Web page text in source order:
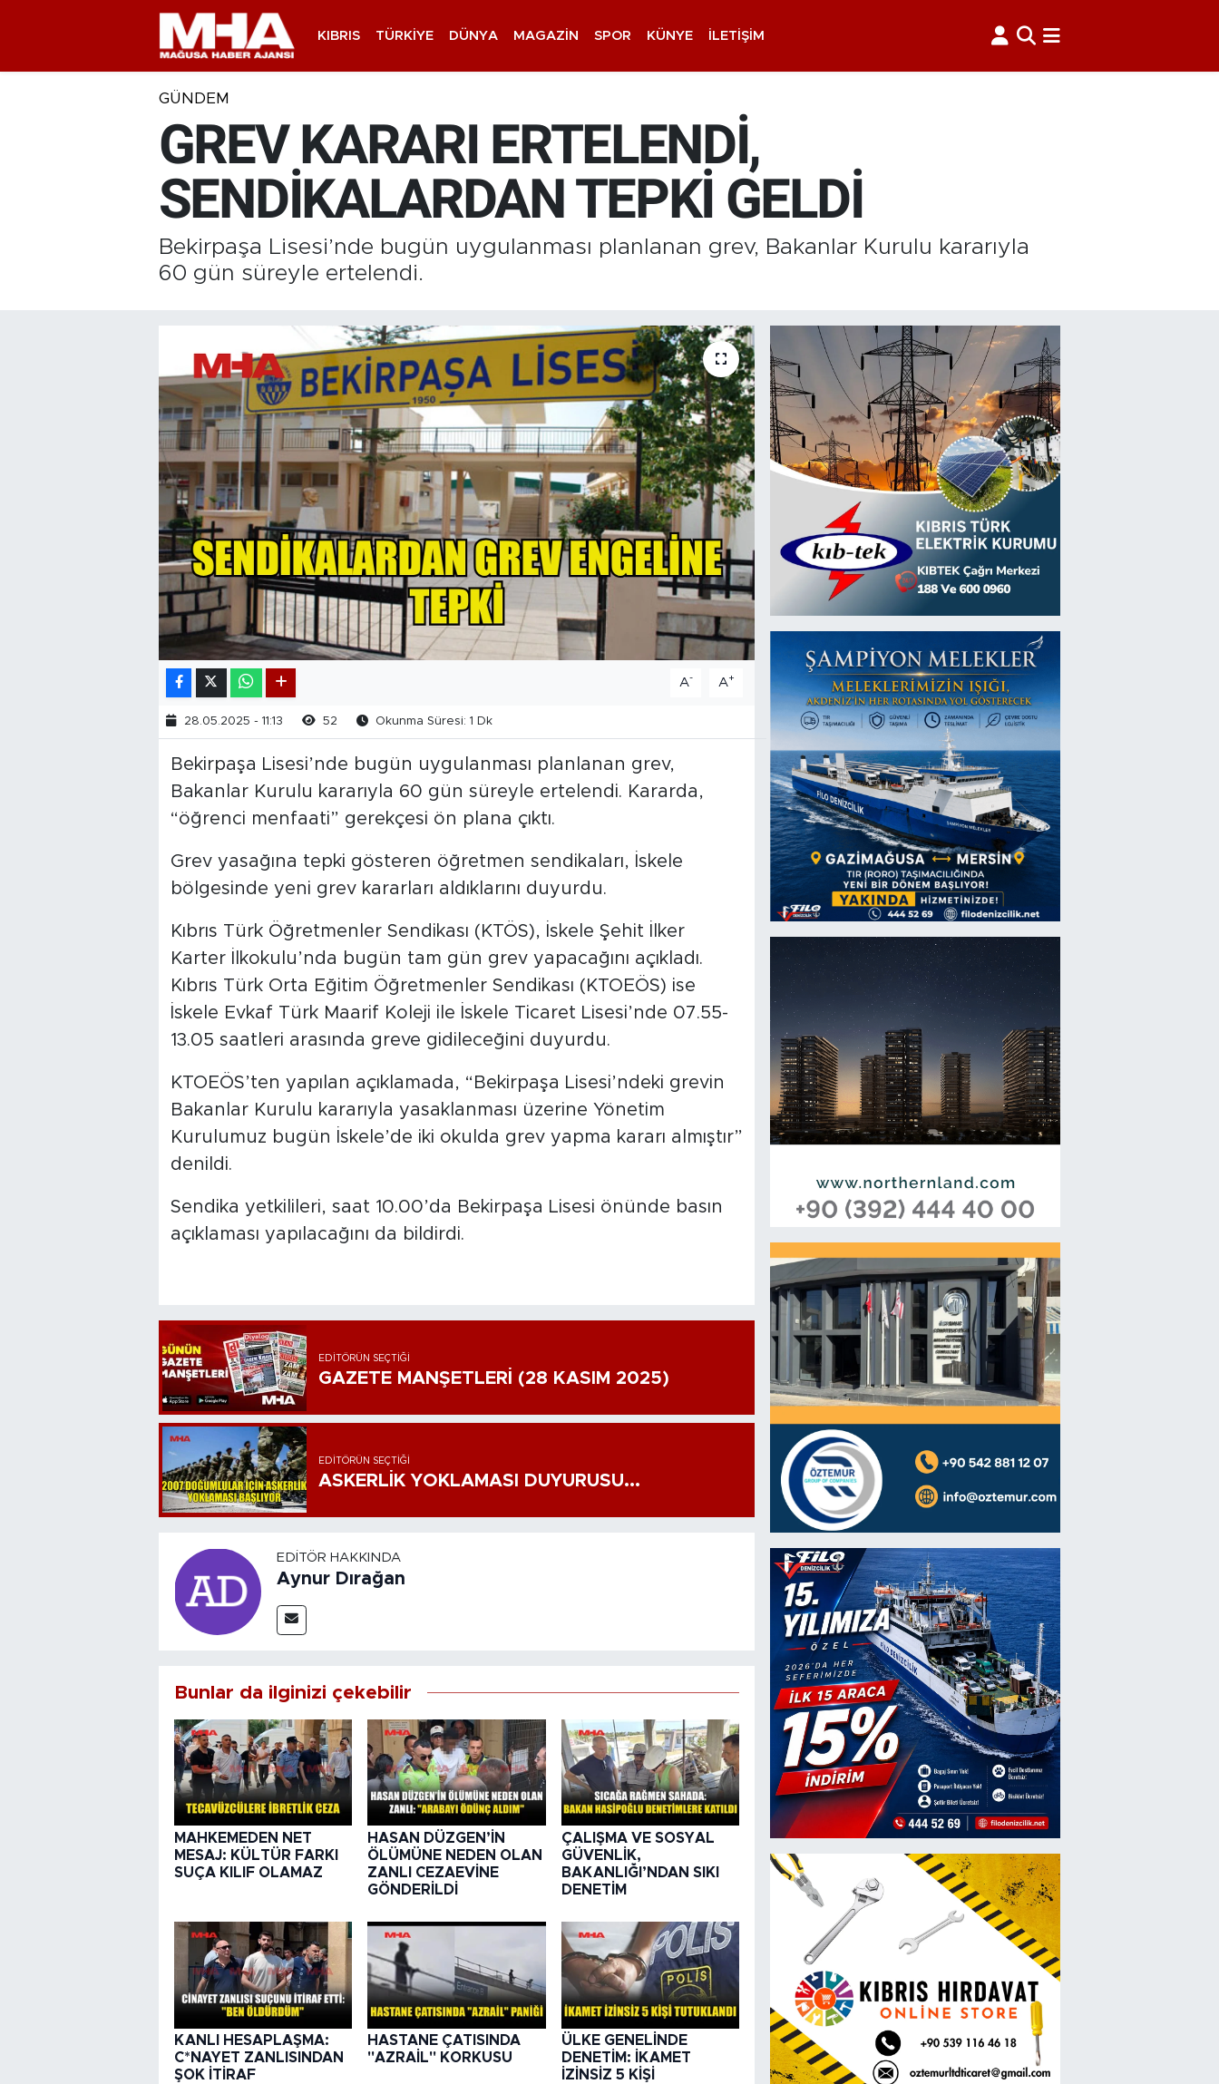
KIBRIS TÜRKIYE DÜNYA MAGAZIN SPOR KÜNYE İLETIŞIM
GÜNDEM
GREV KARARI ERTELENDİ,
SENDİKALARDAN TEPKİ GELDİ
Bekirpaşa Lisesi’nde bugün uygulanması planlanan grev, Bakanlar Kurulu kararıyla
60 gün süreyle ertelendi.
A- A+
28.05.2025 - 11:13 52 Okunma Süresi: 1 Dk
Bekirpaşa Lisesi’nde bugün uygulanması planlanan grev,
Bakanlar Kurulu kararıyla 60 gün süreyle ertelendi. Kararda,
“öğrenci menfaati” gerekçesi ön plana çıktı.
Grev yasağına tepki gösteren öğretmen sendikaları, İskele
bölgesinde yeni grev kararları aldıklarını duyurdu.
Kıbrıs Türk Öğretmenler Sendikası (KTÖS), İskele Şehit İlker
Karter İlkokulu’nda bugün tam gün grev yapacağını açıkladı.
Kıbrıs Türk Orta Eğitim Öğretmenler Sendikası (KTOEÖS) ise
İskele Evkaf Türk Maarif Koleji ile İskele Ticaret Lisesi’nde 07.55-
13.05 saatleri arasında greve gidileceğini duyurdu.
KTOEÖS’ten yapılan açıklamada, “Bekirpaşa Lisesi’ndeki grevin
Bakanlar Kurulu kararıyla yasaklanması üzerine Yönetim
Kurulumuz bugün İskele’de iki okulda grev yapma kararı almıştır”
denildi.
Sendika yetkilileri, saat 10.00’da Bekirpaşa Lisesi önünde basın
açıklaması yapılacağını da bildirdi.
EDITÖRÜN SEÇTIĞI
GAZETE MANŞETLERİ (28 KASIM 2025)
EDITÖRÜN SEÇTIĞI
ASKERLİK YOKLAMASI DUYURUSU...
EDITÖR HAKKINDA
Aynur Dırağan
Bunlar da ilginizi çekebilir
MAHKEMEDEN NET
MESAJ: KÜLTÜR FARKI
SUÇA KILIF OLAMAZ
HASAN DÜZGEN’İN
ÖLÜMÜNE NEDEN OLAN
ZANLI CEZAEVİNE
GÖNDERİLDİ
ÇALIŞMA VE SOSYAL
GÜVENLİK,
BAKANLIĞI’NDAN SIKI
DENETİM
KANLI HESAPLAŞMA:
C*NAYET ZANLISINDAN
ŞOK İTİRAF
HASTANE ÇATISINDA
"AZRAİL" KORKUSU
ÜLKE GENELİNDE
DENETİM: İKAMET
İZİNSİZ 5 KİŞİ